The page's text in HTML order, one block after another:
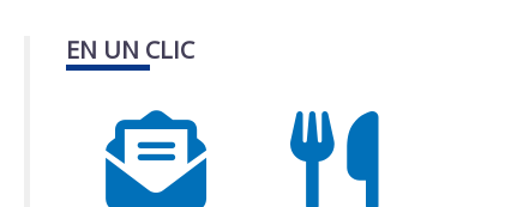
EN UN CLIC